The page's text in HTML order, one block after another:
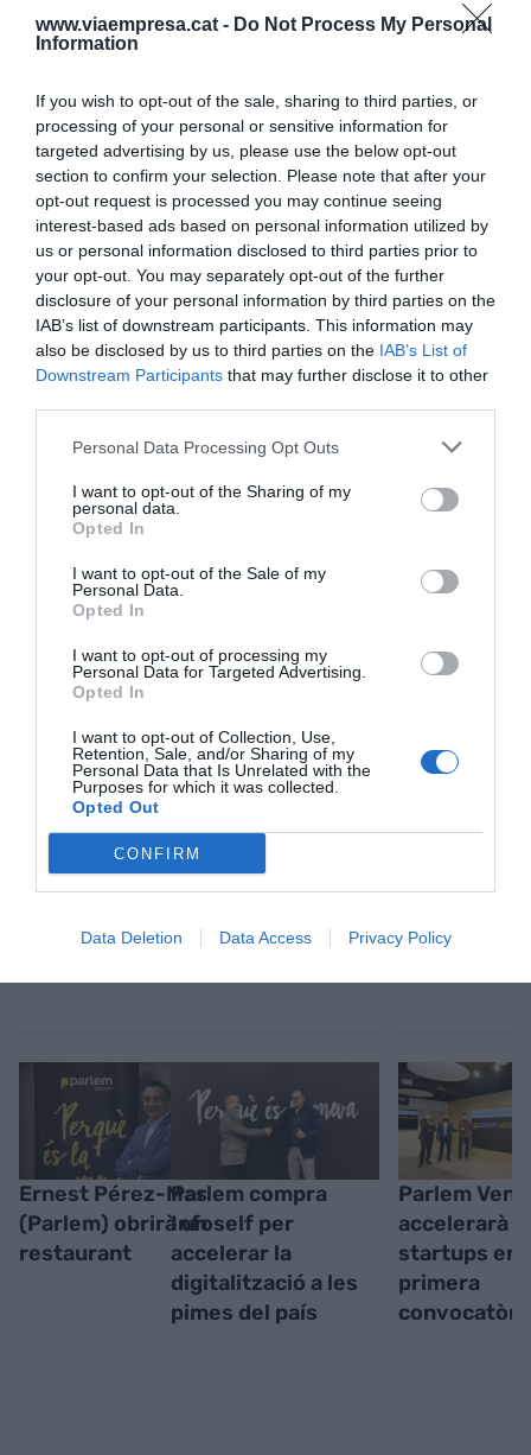
www.viaempresa.cat - Do Not Process My Personal
Information
If you wish to opt-out of the sale, sharing to third parties, or
processing of your personal or sensitive information for
targeted advertising by us, please use the below opt-out
section to confirm your selection. Please note that after your
opt-out request is processed you may continue seeing
interest-based ads based on personal information utilized by
us or personal information disclosed to third parties prior to
your opt-out. You may separately opt-out of the further
disclosure of your personal information by third parties on the
IAB’s list of downstream participants. This information may
also be disclosed by us to third parties on the IAB’s List of
Downstream Participants that may further disclose it to other
Personal Data Processing Opt Outs
I want to opt-out of the Sharing of my
personal data.
Opted In
I want to opt-out of the Sale of my
Personal Data.
Opted In
I want to opt-out of processing my
Personal Data for Targeted Advertising.
Opted In
I want to opt-out of Collection, Use,
Retention, Sale, and/or Sharing of my
Personal Data that Is Unrelated with the
Purposes for which it was collected.
Opted Out
CONFIRM
Data Deletion Data Access Privacy Policy
2022 garebé tornaran a duplicar la facturació, per
sobre dels 60 milions d’euros. “El primer número
Parlem Telecom va tancar el 2021 amb una
facturació rècord de 36,7 milions d’euros, un 95%
més que els 18,8 milions de l’exercici anterior i el
triple que els 10,8 milions de 2019 . No obstant, el
2021 va registrar unes pèrdues de 3,5 milions
d’euros, quan en els anteriors exercicis exhibia
beneficis, precisament per les despeses
generades per la sortida a borsa, l’expansió i la
contractació de més personal.
Va subratllar que disposen de recursos per
adquirir companyies catalanes del seu sector
Google de forma gratuïta
Estigues informat amb les últimes notícies d'actualitat
ACTIVAR ARA
RELACIONADES
Ernest Pérez-Mas
(Parlem) obrirà un
restaurant
Parlem compra
Infoself per
accelerar la
digitalització a les
pimes del país
Parlem
accelerarà
startups en
primera